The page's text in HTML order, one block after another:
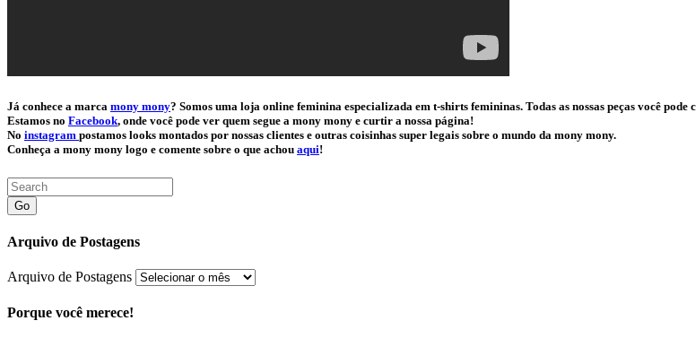
Já conhece a marca mony mony? Somos uma loja online feminina especializada em t-shirts femininas. Todas as nossas peças você
Estamos no Facebook, onde você pode ver quem segue a mony mony e curtir a nossa página!
No instagram postamos looks montados por nossas clientes e outras coisinhas super legais sobre o mundo da mony mony.
Conheça a mony mony logo e comente sobre o que achou aqui!
Go
Arquivo de Postagens
Arquivo de Postagens
Porque você merece!